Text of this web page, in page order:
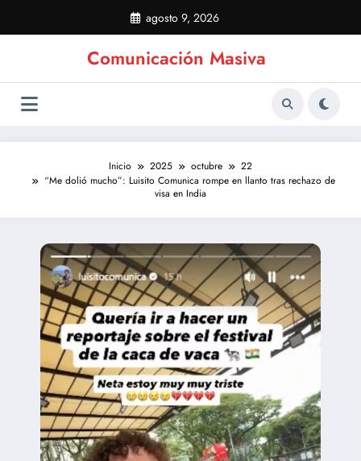
contenido
agosto 9, 2026
Comunicación Masiva
Inicio 2025 octubre
22
“Me dolió mucho”: Luisito Comunica rompe en llanto tras rechazo de
visa en India